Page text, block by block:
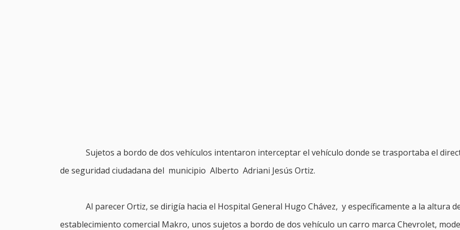
Sujetos a bordo de dos vehículos intentaron interceptar el vehículo donde se trasportaba el
de seguridad ciudadana del municipio Alberto Adriani Jesús Ortiz.
Al parecer Ortiz, se dirigía hacia el Hospital General Hugo Chávez, y específicamente a la altura
establecimiento comercial Makro, unos sujetos a bordo de dos vehículo un carro marca Chevrolet,